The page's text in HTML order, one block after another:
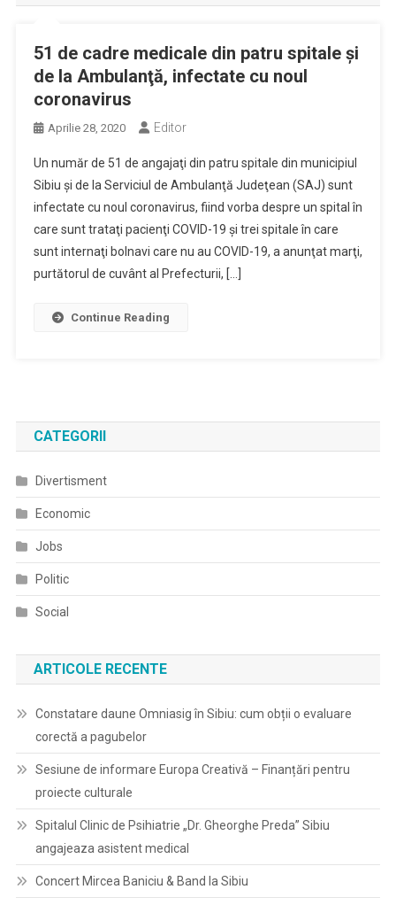
51 de cadre medicale din patru spitale şi
de la Ambulanţă, infectate cu noul
coronavirus
Aprilie 28, 2020 Editor
Un număr de 51 de angajaţi din patru spitale din municipiul
Sibiu şi de la Serviciul de Ambulanţă Judeţean (SAJ) sunt
infectate cu noul coronavirus, fiind vorba despre un spital în
care sunt trataţi pacienţi COVID-19 şi trei spitale în care
sunt internaţi bolnavi care nu au COVID-19, a anunţat marţi,
purtătorul de cuvânt al Prefecturii, […]
Continue Reading
CATEGORII
Divertisment
Economic
Jobs
Politic
Social
ARTICOLE RECENTE
Constatare daune Omniasig în Sibiu: cum obții o evaluare
corectă a pagubelor
Sesiune de informare Europa Creativă – Finanțări pentru
proiecte culturale
Spitalul Clinic de Psihiatrie „Dr. Gheorghe Preda” Sibiu
angajeaza asistent medical
Concert Mircea Baniciu & Band la Sibiu